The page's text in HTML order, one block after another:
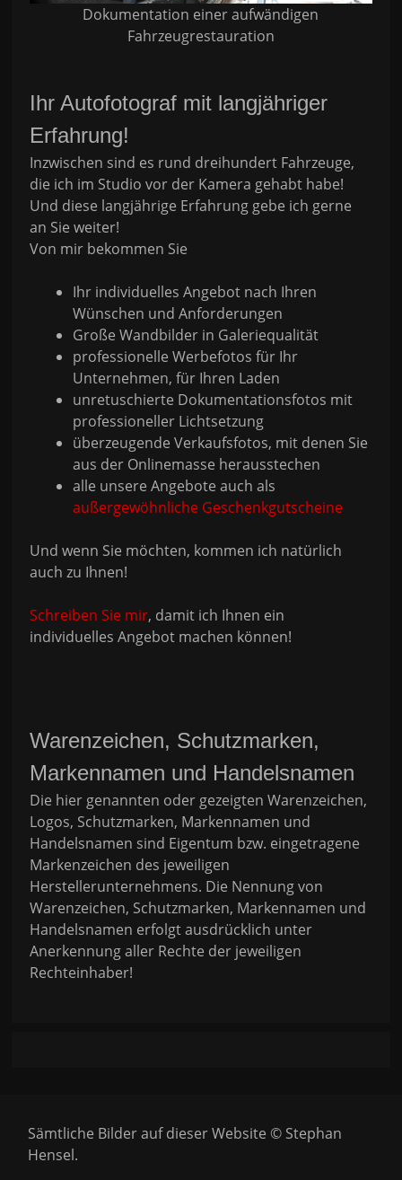
Dokumentation einer aufwändigen
Fahrzeugrestauration
Ihr Autofotograf mit langjähriger
Erfahrung!
Inzwischen sind es rund dreihundert Fahrzeuge,
die ich im Studio vor der Kamera gehabt habe!
Und diese langjährige Erfahrung gebe ich gerne
an Sie weiter!
Von mir bekommen Sie
Ihr individuelles Angebot nach Ihren
Wünschen und Anforderungen
Große Wandbilder in Galeriequalität
professionelle Werbefotos für Ihr
Unternehmen, für Ihren Laden
unretuschierte Dokumentationsfotos mit
professioneller Lichtsetzung
überzeugende Verkaufsfotos, mit denen Sie
aus der Onlinemasse herausstechen
alle unsere Angebote auch als
außergewöhnliche Geschenkgutscheine
Und wenn Sie möchten, kommen ich natürlich
auch zu Ihnen!
Schreiben Sie mir, damit ich Ihnen ein
individuelles Angebot machen können!
Warenzeichen, Schutzmarken,
Markennamen und Handelsnamen
Die hier genannten oder gezeigten Warenzeichen,
Logos, Schutzmarken, Markennamen und
Handelsnamen sind Eigentum bzw. eingetragene
Markenzeichen des jeweiligen
Herstellerunternehmens. Die Nennung von
Warenzeichen, Schutzmarken, Markennamen und
Handelsnamen erfolgt ausdrücklich unter
Anerkennung aller Rechte der jeweiligen
Rechteinhaber!
Sämtliche Bilder auf dieser Website © Stephan
Hensel.